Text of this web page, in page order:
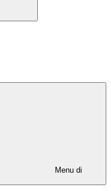
Menu di